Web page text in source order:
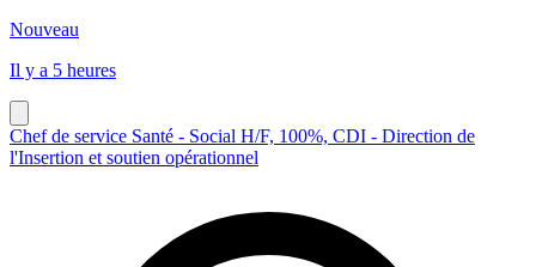
Nouveau
Il y a 5 heures
Chef de service Santé - Social H/F, 100%, CDI - Direction de
l'Insertion et soutien opérationnel